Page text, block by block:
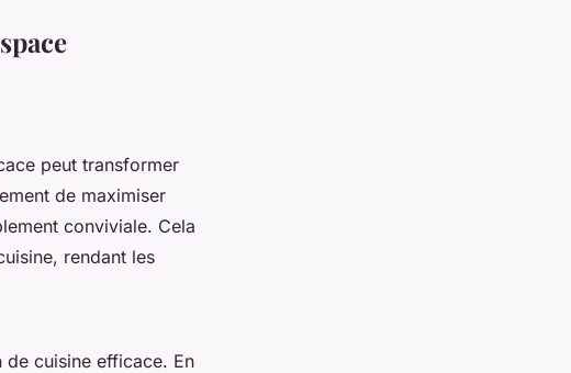
peut transformer
de maximiser
conviviale. Cela
rendant les
de cuisine efficace. En